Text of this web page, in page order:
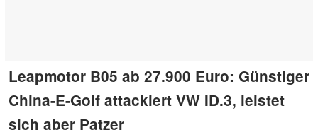
Leapmotor B05 ab 27.900 Euro: Günstiger
China-E-Golf attackiert VW ID.3, leistet
sich aber Patzer